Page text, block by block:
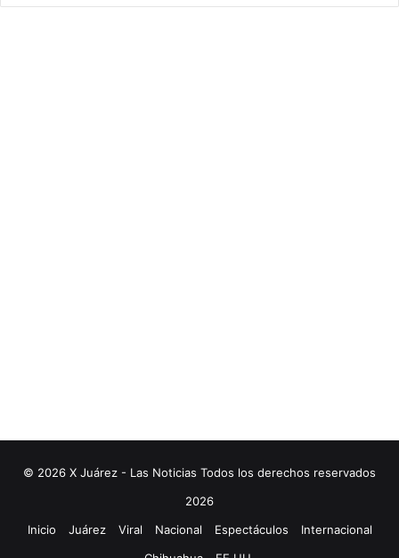
© 2026 X Juárez - Las Noticias Todos los derechos reservados
2026
Inicio
Juárez Viral Nacional Espectáculos
Internacional